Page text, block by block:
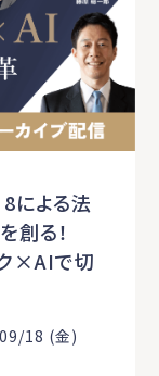
による法
創る！
×AIで切
18 (金)